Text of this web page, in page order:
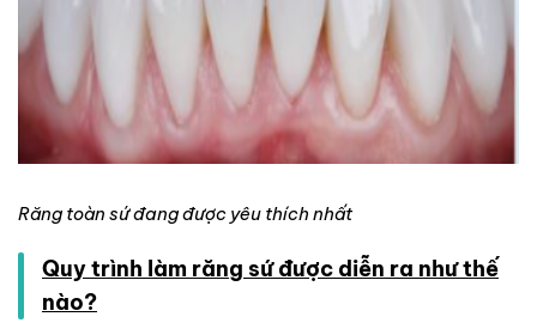
Răng toàn sứ đang được yêu thích nhất
Quy trình làm răng sứ được diễn ra như thế
nào?